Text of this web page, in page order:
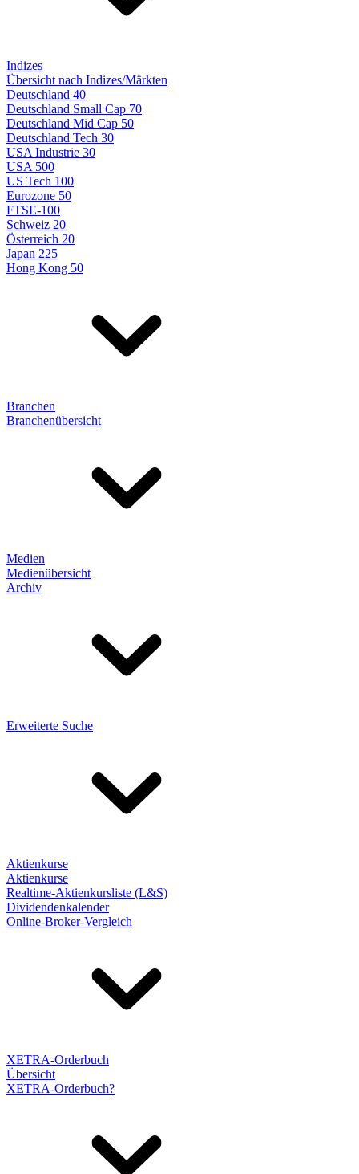
Indizes
Übersicht nach Indizes/Märkten
Deutschland 40
Deutschland Small Cap 70
Deutschland Mid Cap 50
Deutschland Tech 30
USA Industrie 30
USA 500
US Tech 100
Eurozone 50
FTSE-100
Schweiz 20
Österreich 20
Japan 225
Hong Kong 50
Branchen
Branchenübersicht
Medien
Medienübersicht
Archiv
Erweiterte Suche
Aktienkurse
Aktienkurse
Realtime-Aktienkursliste (L&S)
Dividendenkalender
Online-Broker-Vergleich
XETRA-Orderbuch
Übersicht
XETRA-Orderbuch?